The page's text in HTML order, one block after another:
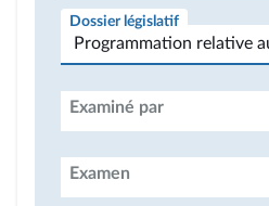
Dossier législatif
Examiné par
Examen